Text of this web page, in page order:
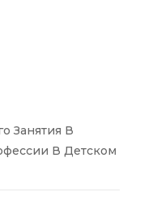
Занятия В
В Детском